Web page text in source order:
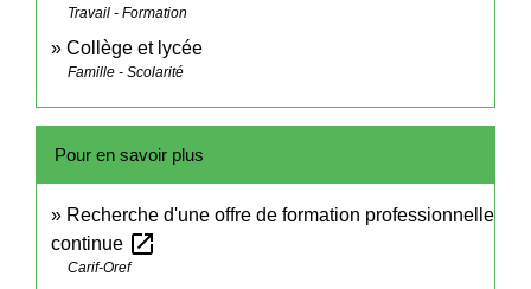
Travail - Formation
Collège et lycée
Famille - Scolarité
Pour en savoir plus
Recherche d'une offre de formation professionnelle
continue open_in_new
Carif-Oref